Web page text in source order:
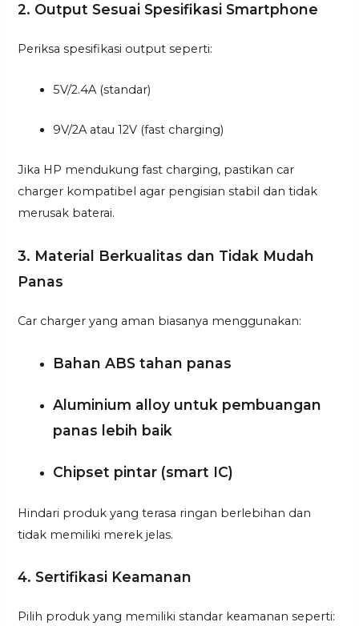
2. Output Sesuai Spesifikasi Smartphone
Periksa spesifikasi output seperti:
5V/2.4A (standar)
9V/2A atau 12V (fast charging)
Jika HP mendukung fast charging, pastikan car
charger kompatibel agar pengisian stabil dan tidak
merusak baterai.
3. Material Berkualitas dan Tidak Mudah
Panas
Car charger yang aman biasanya menggunakan:
Bahan ABS tahan panas
Aluminium alloy untuk pembuangan
panas lebih baik
Chipset pintar (smart IC)
Hindari produk yang terasa ringan berlebihan dan
tidak memiliki merek jelas.
4. Sertifikasi Keamanan
Pilih produk yang memiliki standar keamanan seperti: